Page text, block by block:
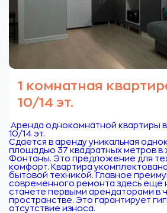
1 комнатная
10/14 эт.
Аренда однокомнатной квартиры
10/14 эт.
Сдается в аренду уникальная
площадью 37 квадратных метров
Фонтаны. Это предложение для
комфорт. Квартира
бытовой техникой. Главное
современного ремонта здесь еще
станете первыми арендаторами в
пространстве. Это гарантирует
отсутствие износа.